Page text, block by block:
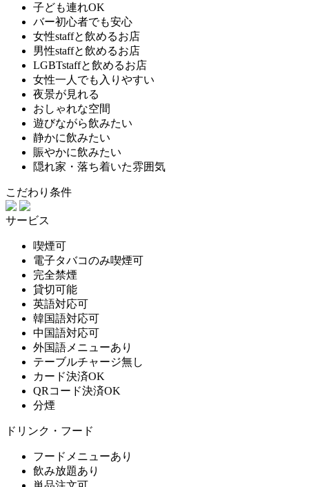
子ども連れOK
バー初心者でも安心
女性staffと飲めるお店
男性staffと飲めるお店
LGBTstaffと飲めるお店
女性一人でも入りやすい
夜景が見れる
おしゃれな空間
遊びながら飲みたい
静かに飲みたい
賑やかに飲みたい
隠れ家・落ち着いた雰囲気
こだわり条件
サービス
喫煙可
電子タバコのみ喫煙可
完全禁煙
貸切可能
英語対応可
韓国語対応可
中国語対応可
外国語メニューあり
テーブルチャージ無し
カード決済OK
QRコード決済OK
分煙
ドリンク・フード
フードメニューあり
飲み放題あり